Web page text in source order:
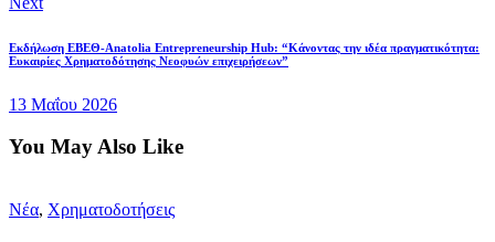
Eκδήλωση ΕΒΕΘ-Anatolia Entrepreneurship Hub: “Κάνοντας την ιδέα πραγματικότητα:
Ευκαιρίες Χρηματοδότησης Νεοφυών επιχειρήσεων”
13 Μαΐου 2026
You May Also Like
Νέα, Χρηματοδοτήσεις